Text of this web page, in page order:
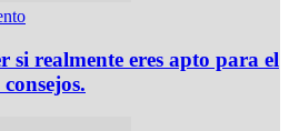
si realmente eres apto para el